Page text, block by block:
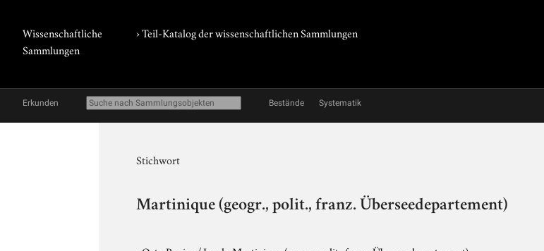
Wissenschaftliche
Sammlungen
› Teil-Katalog der wissenschaftlichen Sammlungen
Erkunden Bestände Systematik
Stichwort
Martinique (geogr., polit., franz. Überseedepartement)